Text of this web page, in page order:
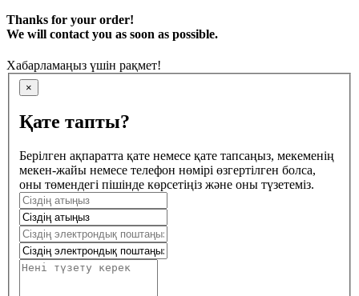
Thanks for your order!
We will contact you as soon as possible.
Хабарламаңыз үшін рақмет!
×
Қате тапты?
Берілген ақпаратта қате немесе қате тапсаңыз, мекеменің
мекен-жайы немесе телефон нөмірі өзгертілген болса,
оны төмендегі пішінде көрсетіңіз және оны түзетеміз.